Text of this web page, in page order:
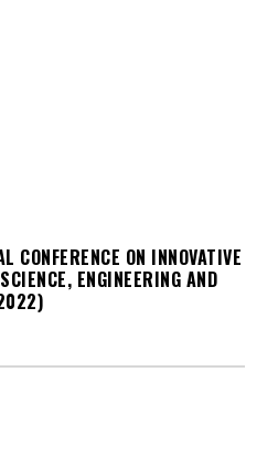
CONFERENCE ON INNOVATIVE
ENGINEERING AND